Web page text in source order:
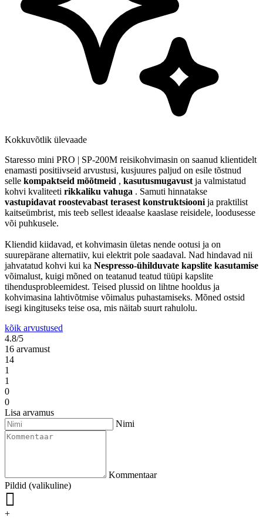
Kokkuvõtlik ülevaade
Staresso mini PRO | SP-200M reisikohvimasin on saanud klientidelt
enamasti positiivseid arvustusi, kusjuures paljud on esile tõstnud
selle kompaktseid mõõtmeid , kasutusmugavust ja valmistatud
kohvi kvaliteeti rikkaliku vahuga . Samuti hinnatakse
vastupidavat roostevabast terasest konstruktsiooni ja praktilist
kaitseümbrist, mis teeb sellest ideaalse kaaslase reisidele, loodusesse
või puhkusele.
Kliendid kiidavad, et kohvimasin ületas nende ootusi ja on
suurepärane alternatiiv, kui elektrit pole saadaval. Nad hindavad nii
jahvatatud kohvi kui ka Nespresso-ühilduvate kapslite kasutamise
võimalust, kuigi mõned on teatanud teatud tüüpi kapslite
tihendusprobleemidest. Teised plussid on lihtne hooldus ja
kohvimasina lahtivõtmise võimalus puhastamiseks. Mõned ostsid
isegi kingituseks teise osa, mis näitab suurt rahulolu.
kõik arvustused
4.8/5
16 arvamust
14
1
1
0
0
Lisa arvamus
Nimi
Kommentaar
Pildid (valikuline)
+